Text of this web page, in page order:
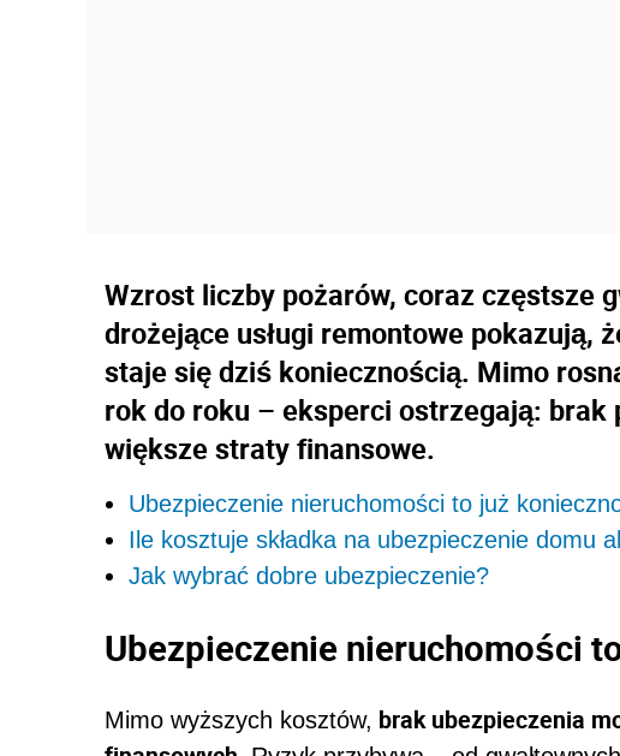
Wzrost liczby pożarów, coraz częstsze
drożejące usługi remontowe pokazują,
staje się dziś koniecznością. Mimo
rok do roku – eksperci ostrzegają: brak
większe straty finansowe.
Ubezpieczenie nieruchomości to już
Ile kosztuje składka na ubezpieczenie domu
Jak wybrać dobre ubezpieczenie?
Ubezpieczenie nieruchomości
Mimo wyższych kosztów, brak ubezpieczenia